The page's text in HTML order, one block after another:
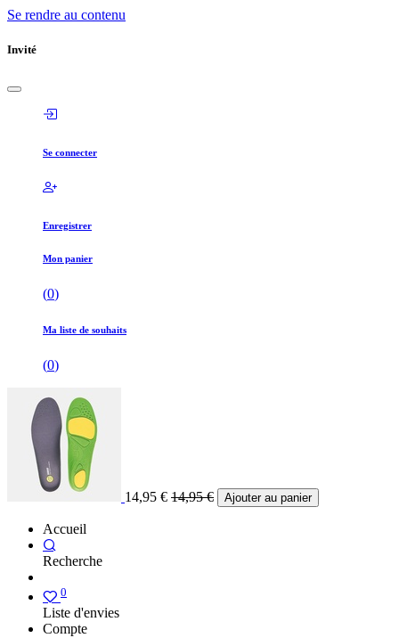
Se rendre au contenu
Invité
Se connecter
Enregistrer
Mon panier
(0)
Ma liste de souhaits
(0)
14,95 € 14,95€ Ajouter au panier
Accueil
Recherche
0
Liste d'envies
Compte